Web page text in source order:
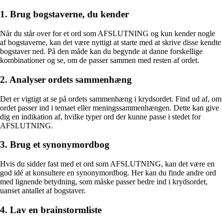
1. Brug bogstaverne, du kender
Når du står over for et ord som AFSLUTNING og kun kender nogle
af bogstaverne, kan det være nyttigt at starte med at skrive disse kendte
bogstaver ned. På den måde kan du begynde at danne forskellige
kombinationer og se, om de passer sammen med resten af ordet.
2. Analyser ordets sammenhæng
Det er vigtigt at se på ordets sammenhæng i krydsordet. Find ud af, om
ordet passer ind i temaet eller meningssammenhængen. Dette kan give
dig en indikation af, hvilke typer ord der kunne passe i stedet for
AFSLUTNING.
3. Brug et synonymordbog
Hvis du sidder fast med et ord som AFSLUTNING, kan det være en
god idé at konsultere en synonymordbog. Her kan du finde andre ord
med lignende betydning, som måske passer bedre ind i krydsordet,
uanset antallet af bogstaver.
4. Lav en brainstormliste